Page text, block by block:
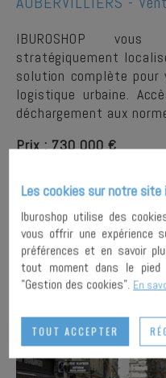
IBUROSHOP
stratégiquement
solution complète
logistique urbaine.
déchargement aux
Prix : 730 000 €
PLUS DE
Les cookies sur notre
Iburoshop utilise des
vous offrir une expérience
préférences et en savoir
tout moment dans le
"Gestion des cookies". En
TOUT ACCEPTER